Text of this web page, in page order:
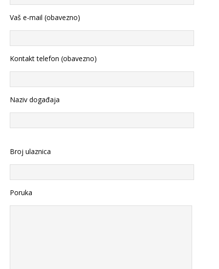
Vaš e-mail (obavezno)
Kontakt telefon (obavezno)
Naziv događaja
Broj ulaznica
Poruka